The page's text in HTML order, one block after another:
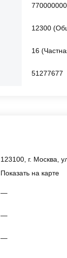
12300
16
51277677
123100, г. Москва,
Показать на карте
—
—
—